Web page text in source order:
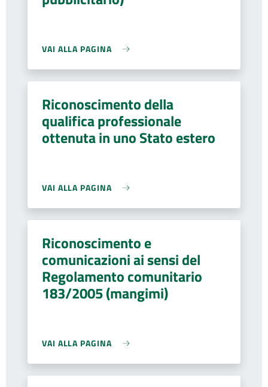
VAI ALLA PAGINA
Riconoscimento della
qualifica professionale
ottenuta in uno Stato estero
VAI ALLA PAGINA
Riconoscimento e
comunicazioni ai sensi del
Regolamento comunitario
183/2005 (mangimi)
VAI ALLA PAGINA